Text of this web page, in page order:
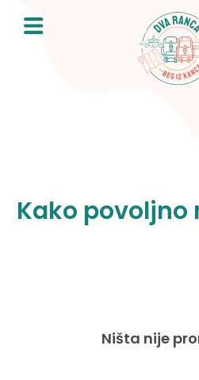
content
Kako povoljno
Ništa nije